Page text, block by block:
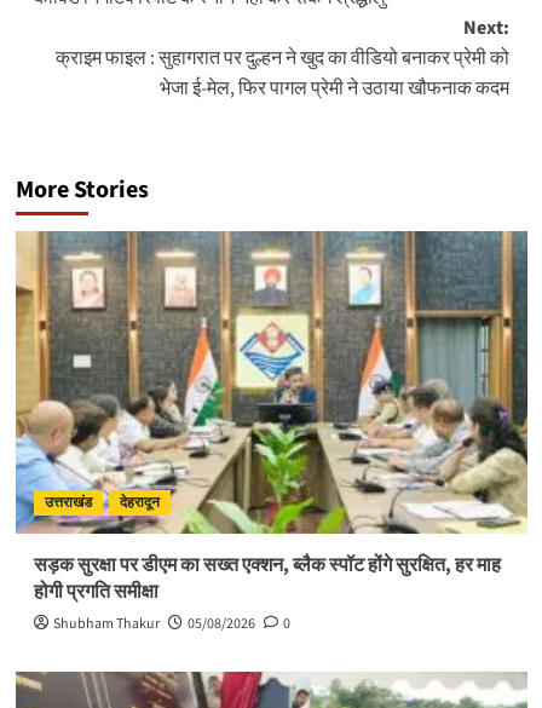
Next:
क्राइम फाइल : सुहागरात पर दुल्हन ने खुद का वीडियो बनाकर प्रेमी को
भेजा ई-मेल, फिर पागल प्रेमी ने उठाया खौफनाक कदम
More Stories
उत्तराखंड देहरादून
सड़क सुरक्षा पर डीएम का सख्त एक्शन, ब्लैक स्पॉट होंगे सुरक्षित, हर माह
होगी प्रगति समीक्षा
Shubham Thakur 05/08/2026 0